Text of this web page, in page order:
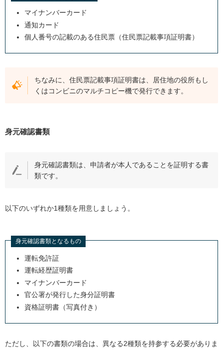
マイナンバーカード
通知カード
個人番号の記載のある住民票（住民票記載事項証明書）
ちなみに、住民票記載事項証明書は、居住地の役所もし
くはコンビニのマルチコピー機で発行できます。
身元確認書類
身元確認書類は、申請者が本人であることを証明する書
類です。
以下のいずれか1種類を用意しましょう。
身元確認書類となるもの
運転免許証
運転経歴証明書
マイナンバーカード
官公署が発行した身分証明書
資格証明書（写真付き）
ただし、以下の書類の場合は、異なる2種類を持参する必要がありま